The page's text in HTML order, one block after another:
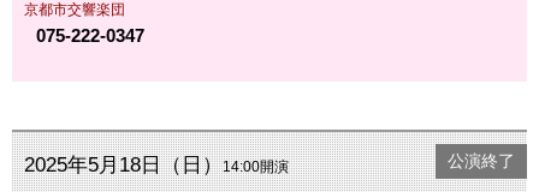
京都市交響楽団
075-222-0347
2025年5月18日（日）14:00開演 公演終了